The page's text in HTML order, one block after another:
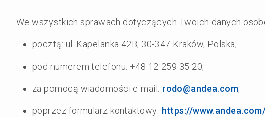
We wszystkich sprawach dotyczących Twoich danych
pocztą: ul. Kapelanka 42B, 30-347 Kraków, Polska;
pod numerem telefonu: +48 12 259 35 20;
za pomocą wiadomości e-mail: rodo@andea.com;
poprzez formularz kontaktowy: https://